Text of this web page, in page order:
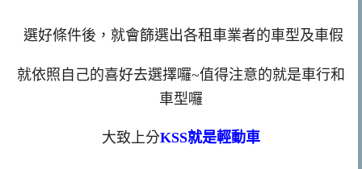
選好條件後，就會篩選出各租車業者的車型及車假
就依照自己的喜好去選擇囉~值得注意的就是車行和
車型囉
大致上分KSS就是輕動車